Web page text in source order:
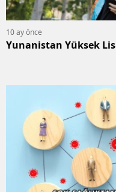
10 ay önce
Yunanistan Yüksek